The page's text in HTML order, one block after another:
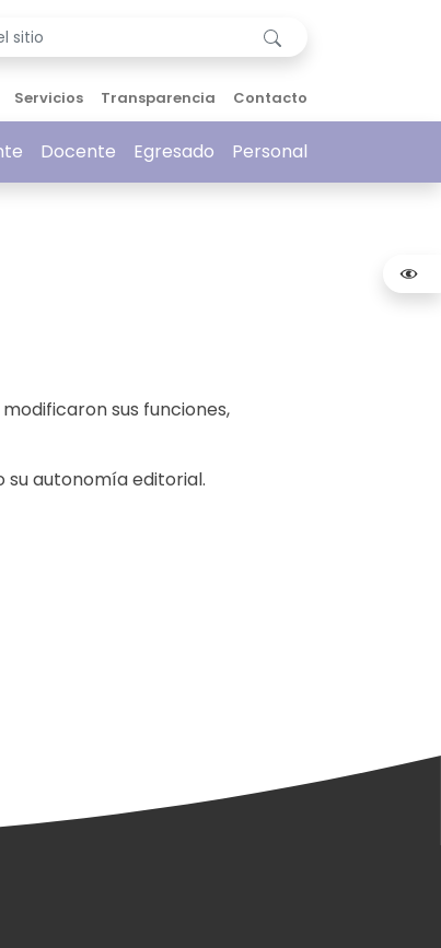
Servicios Transparencia Contacto
Docente Egresado Personal
sus funciones,
su autonomía editorial.